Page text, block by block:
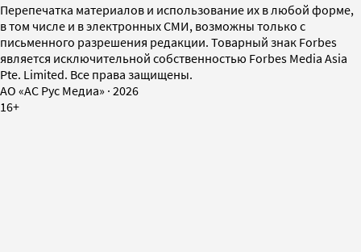
Перепечатка материалов и использование их в любой форме,
в том числе и в электронных СМИ, возможны только с
письменного разрешения редакции. Товарный знак Forbes
является исключительной собственностью Forbes Media Asia
Pte. Limited. Все права защищены.
AO «АС Рус Медиа» · 2026
16+